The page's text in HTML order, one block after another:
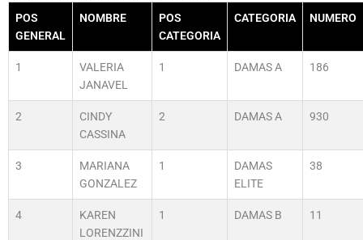
POS
GENERAL
NOMBRE
POS
CATEGORIA
CATEGORIA NUMERO
1
VALERIA
JANAVEL
1 DAMAS A 186
2
CINDY
CASSINA
2 DAMAS A 930
3
MARIANA
GONZALEZ
1
DAMAS
ELITE
38
4
KAREN
LORENZZINI
1 DAMAS B 11